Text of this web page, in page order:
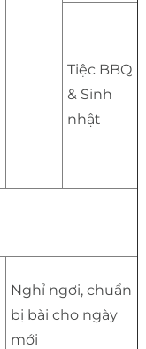
Tiệc BBQ
& Sinh
nhật
Nghỉ ngơi, chuẩn
bị bài cho ngày
mới